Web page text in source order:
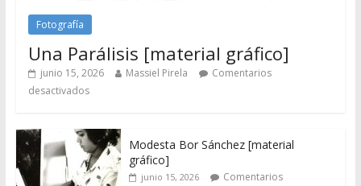
Fotografía
Una Parálisis [material gráfico]
junio 15, 2026 Massiel Pirela
Comentarios
desactivados
Modesta Bor Sánchez [material
gráfico]
junio 15, 2026
Comentarios